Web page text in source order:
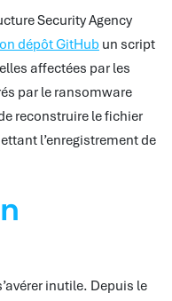
Security Agency
dépôt GitHub un script
affectées par les
par le ransomware
reconstruire le fichier
l’enregistrement de
inutile. Depuis le